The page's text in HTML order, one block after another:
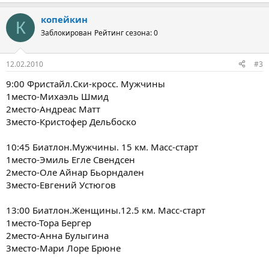
К копейкин
Заблокирован Рейтинг сезона: 0
12.02.2010 #3
9:00 Фристайл.Cки-кросс. Мужчины
1место-Михаэль Шмид
2место-Андреас Матт
3место-Кристофер Дельбоско
10:45 Биатлон.Мужчины. 15 км. Масс-старт
1место-Эмиль Егле Свендсен
2место-Оле Айнар Бьорндален
3место-Евгений Устюгов
13:00 Биатлон.Женщины.12.5 км. Масс-старт
1место-Тора Бергер
2место-Анна Булыгина
3место-Мари Лоре Брюне